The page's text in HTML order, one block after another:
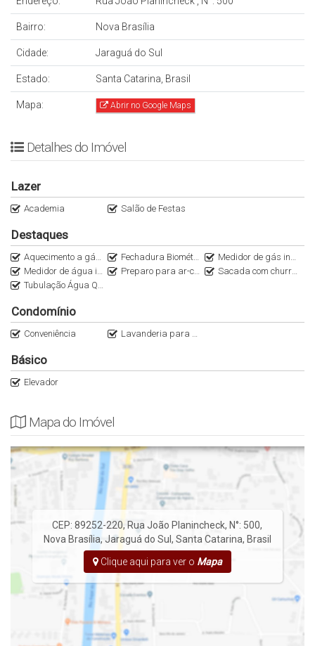
Bairro: Nova Brasília
Cidade: Jaraguá do Sul
Estado: Santa Catarina, Brasil
Mapa: Abrir no Google Maps
Detalhes do Imóvel
Lazer
Academia Salão de Festas
Destaques
Aquecimento a gás (tubulação) Fechadura Biométrica
Medidor de gás individual
Medidor de água individual
Preparo para ar-condicionado Split (tubulação)
Sacada com churrasqueira
Tubulação Água Quente
Condomínio
Conveniência Lavanderia para o condomínio
Básico
Elevador
Mapa do Imóvel
CEP: 89252-220, Rua João Planincheck, N°: 500,
Nova Brasília, Jaraguá do Sul , Santa Catarina, Brasil
Clique aqui para ver o Mapa